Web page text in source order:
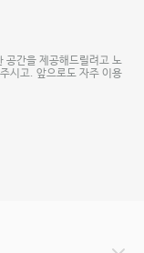
공간을 제공해드릴려고 노
시고. 앞으로도 자주 이용